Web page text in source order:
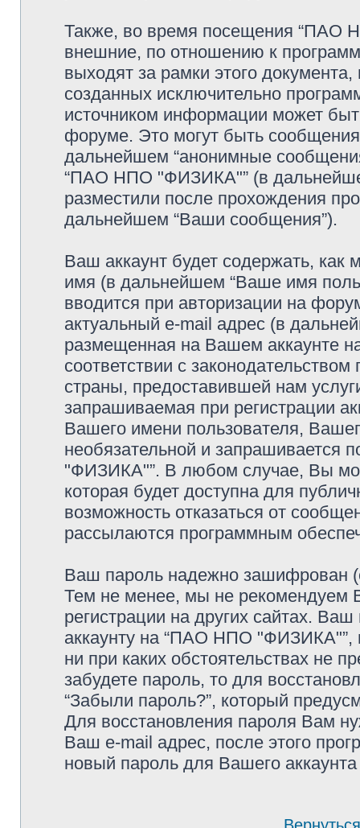
Также, во время посещения
внешние, по отношению к
выходят за рамки этого
созданных исключительно
источником информации может
форуме. Это могут быть
дальнейшем “анонимные
“ПАО НПО "ФИЗИКА"” (в
разместили после прохождения
дальнейшем “Ваши сообщения”).
Ваш аккаунт будет содержать,
имя (в дальнейшем “Ваше имя
вводится при авторизации на
актуальный e-mail адрес (в
размещенная на Вашем
соответствии с
страны, предоставившей нам
запрашиваемая при регистрации
Вашего имени пользователя,
необязательной и
"ФИЗИКА"”. В любом случае, Вы
которая будет доступна для
возможность отказаться от
рассылаются программным
Ваш пароль надежно зашифрован
Тем не менее, мы не рекомендуем
регистрации на других сайтах.
аккаунту на “ПАО НПО "ФИЗИКА"”,
ни при каких обстоятельствах не
забудете пароль, то для
“Забыли пароль?”, который
Для восстановления пароля Вам
Ваш e-mail адрес, после этого
новый пароль для Вашего